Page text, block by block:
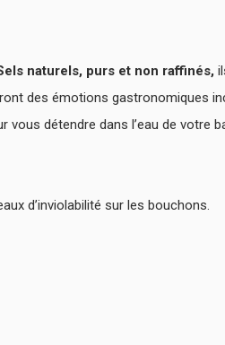
naturels, purs et non raffinés,
des émotions gastronomiques
détendre dans l’eau de votre
d’inviolabilité sur les bouchons.